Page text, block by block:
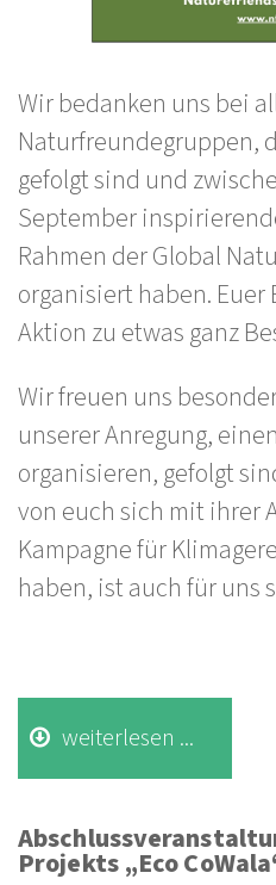
Wir bedanken uns bei
Naturfreundegruppen,
gefolgt sind und
September
Rahmen der Global
organisiert haben.
Aktion zu etwas ganz
Wir freuen uns
unserer Anregung,
organisieren, gefolgt
von euch sich mit ihrer
Kampagne für
haben, ist auch für uns
weiterlesen ...
Projekts „Eco